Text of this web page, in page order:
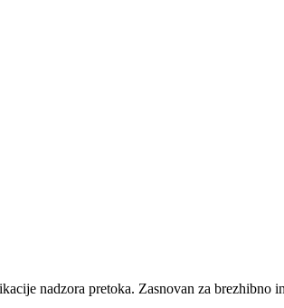
nadzora pretoka. Zasnovan za brezhibno